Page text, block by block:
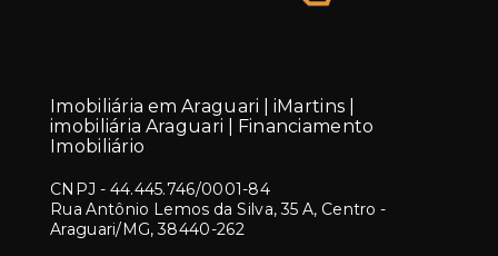
Imobiliária em Araguari | iMartins |
imobiliária Araguari | Financiamento
Imobiliário
CNPJ - 44.445.746/0001-84
Rua Antônio Lemos da Silva, 35 A, Centro -
Araguari/MG, 38440-262